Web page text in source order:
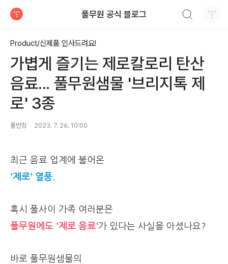
풀무원 공식 블로그
Product/신제품 인사드려요!
가볍게 즐기는 제로칼로리 탄산
음료... 풀무원샘물 '브리지톡 제
로' 3종
풀반장 2023. 7. 26. 10:00
최근 음료 업계에 불어온
'제로' 열풍.
혹시 풀사이 가족 여러분은
풀무원에도 '제로 음료'가 있다는 사실을 아셨나요?
바로 풀무원샘물의